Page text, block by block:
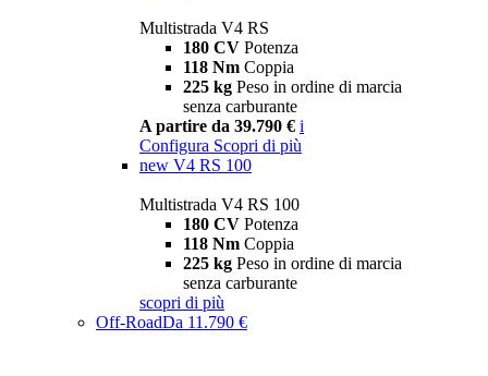
Multistrada V4 RS
180 CV Potenza
118 Nm Coppia
225 kg Peso in ordine di marcia
senza carburante
A partire da 39.790 € i
Configura Scopri di più
new V4 RS 100
Multistrada V4 RS 100
180 CV Potenza
118 Nm Coppia
225 kg Peso in ordine di marcia
senza carburante
scopri di più
Off-RoadDa 11.790 €